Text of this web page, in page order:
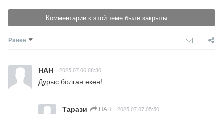
Комментарии к этой теме были закрыты
Ранее
НАН 2025.07.06 08:30
Дурыс болган екен!
Тарази НАН 2025.07.07 05:50